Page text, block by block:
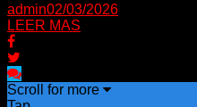
admin02/03/2026
LEER MAS
Scroll for more